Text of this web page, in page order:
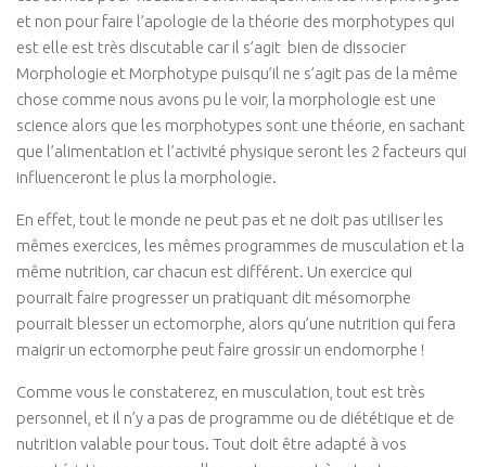
et non pour faire l’apologie de la théorie des morphotypes qui
est elle est très discutable car il s’agit bien de dissocier
Morphologie et Morphotype puisqu’il ne s’agit pas de la même
chose comme nous avons pu le voir, la morphologie est une
science alors que les morphotypes sont une théorie, en sachant
que l’alimentation et l’activité physique seront les 2 facteurs qui
influenceront le plus la morphologie.
En effet, tout le monde ne peut pas et ne doit pas utiliser les
mêmes exercices, les mêmes programmes de musculation et la
même nutrition, car chacun est différent. Un exercice qui
pourrait faire progresser un pratiquant dit mésomorphe
pourrait blesser un ectomorphe, alors qu’une nutrition qui fera
maigrir un ectomorphe peut faire grossir un endomorphe !
Comme vous le constaterez, en musculation, tout est très
personnel, et il n’y a pas de programme ou de diététique et de
nutrition valable pour tous. Tout doit être adapté à vos